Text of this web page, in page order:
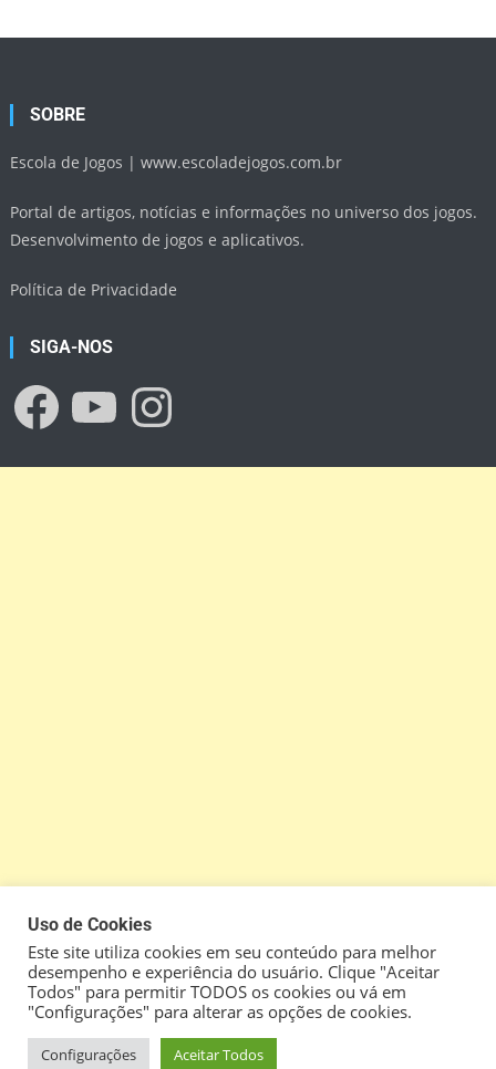
SOBRE
Escola de Jogos |www.escoladejogos.com.br
Portal de artigos, notícias e informações no universo dos jogos.
Desenvolvimento de jogos e aplicativos.
Política de Privacidade
SIGA-NOS
Escola de Jogos|Theme: News Vibrant by
Uso de Cookies
Este site utiliza cookies em seu conteúdo para melhor
desempenho e experiência do usuário. Clique "Aceitar
Todos" para permitir TODOS os cookies ou vá em
"Configurações" para alterar as opções de cookies.
Configurações Aceitar Todos